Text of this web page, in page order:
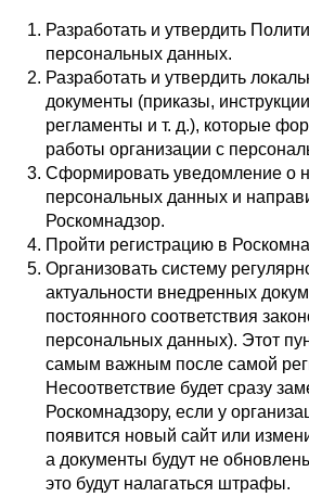
Разработать и утвердить
персональных данных.
Разработать и утвердить
документы (приказы,
регламенты и т. д.), которые
работы организации с
Сформировать уведомление о
персональных данных и
Роскомнадзор.
Пройти регистрацию в
Организовать систему
актуальности внедренных
постоянного соответствия
персональных данных). Этот
самым важным после самой
Несоответствие будет сразу
Роскомнадзору, если у
появится новый сайт или
а документы будут не
это будут налагаться штрафы.